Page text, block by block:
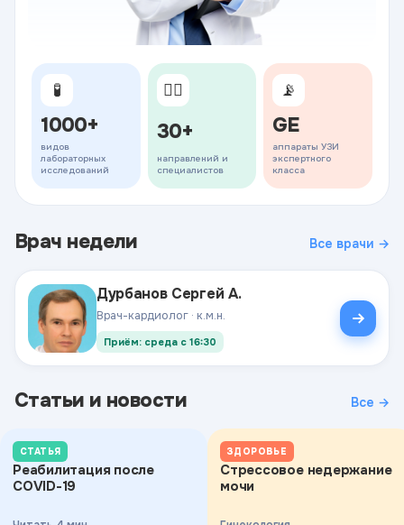
🧪
1000+
видов
лабораторных
исследований
👨‍⚕️
30+
направлений и
специалистов
📡
GE
аппараты УЗИ
экспертного
класса
Врач недели Все врачи →
Дурбанов Сергей А.
Врач-кардиолог · к.м.н.
Приём: среда с 16:30
Статьи и новости Все →
СТАТЬЯ
Реабилитация после
COVID-19
ЗДОРОВЬЕ
Стрессовое недержание
мочи